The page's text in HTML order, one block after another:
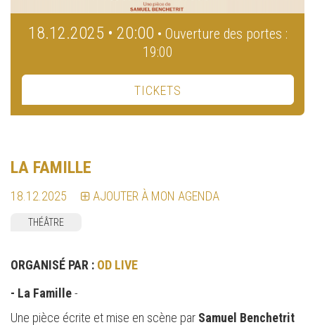
18.12.2025 • 20:00 • Ouverture des portes :
19:00
TICKETS
LA FAMILLE
18.12.2025 AJOUTER À MON AGENDA
THÉÂTRE
ORGANISÉ PAR : OD LIVE
- La Famille-
Une pièce écrite et mise en scène par Samuel Benchetrit